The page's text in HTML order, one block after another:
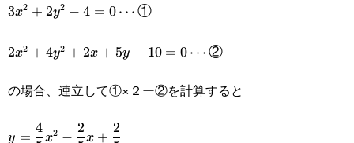
\displaystyle
3x2 + 2y2 − 4 = 0⋯①
2x^2+4y^2+2x+5y-
2x2 + 4y2 + 2x + 5y − 10 = 0⋯②
の場合、連立して①×２ー②を計算すると
\displaystyle
y =
4
x2 −
2
x +
2